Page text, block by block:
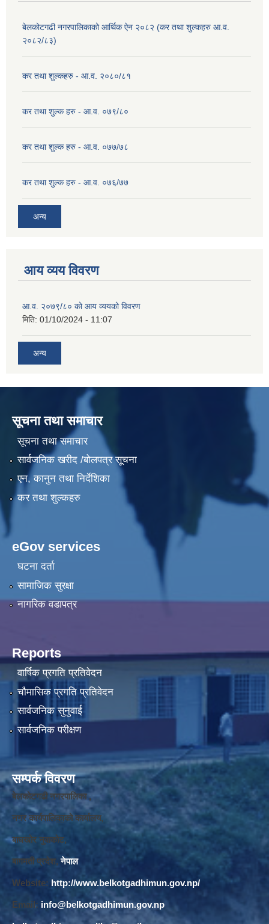
बेलकोटगढी नगरपालिकाको आर्थिक ऐन २०८२ (कर तथा शुल्कहरु आ.व.
२०८२/८३)
कर तथा शुल्कहरु - आ.व. २०८०/८१
कर तथा शुल्क हरु - आ.व. ०७९/८०
कर तथा शुल्क हरु - आ.व. ०७७/७८
कर तथा शुल्क हरु - आ.व. ०७६/७७
अन्य
आय व्यय विवरण
आ.व. २०७९/८० को आय व्ययको विवरण
मिति: 01/10/2024 - 11:07
अन्य
सूचना तथा समाचार
सूचना तथा समाचार
सार्वजनिक खरीद /बोलपत्र सूचना
एन, कानुन तथा निर्देशिका
कर तथा शुल्कहरु
eGov services
घटना दर्ता
सामाजिक सुरक्षा
नागरिक वडापत्र
Reports
वार्षिक प्रगति प्रतिवेदन
चौमासिक प्रगति प्रतिवेदन
सार्वजनिक सुनुवाई
सार्वजनिक परीक्षण
सम्पर्क विवरण
बेलकोटगढी नगरपालिका ,
नगर कार्यपालिकाको कार्यालय,
बाघखोर नुवाकोट,
बागमती प्रदेश, नेपाल
Website: http://www.belkotgadhimun.gov.np/
Email: info@belkotgadhimun.gov.np